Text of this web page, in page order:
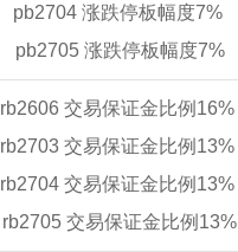
pb2704 涨跌停板幅度7%
pb2705 涨跌停板幅度7%
rb2606 交易保证金比例16%
rb2703 交易保证金比例13%
rb2704 交易保证金比例13%
rb2705 交易保证金比例13%